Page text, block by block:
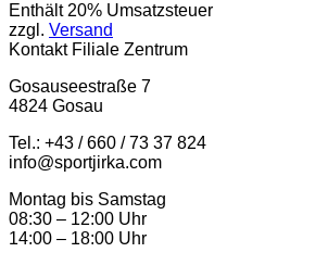
war:
130,00 €
ist:
Enthält 20% Umsatzsteuer
zzgl. Versand
Kontakt Filiale Zentrum
Gosauseestraße 7
4824 Gosau
Tel.: +43 / 660 / 73 37 824
info@sportjirka.com
Montag bis Samstag
08:30 – 12:00 Uhr
14:00 – 18:00 Uhr